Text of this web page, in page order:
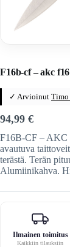
F16b-cf – akc
✓ Arvioinut Timo
94,99 €
F16B-CF – AKC
avautuva
terästä. Terän
Alumiinikahva.
Ilmainen toimitus
Kaikkiin tilauksiin